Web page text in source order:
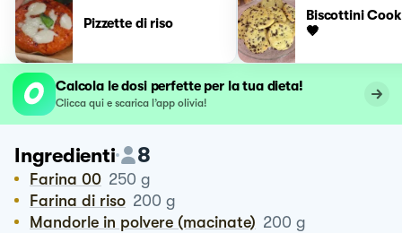
Pizzette di riso
Biscottini
🤎
Calcola le dosi perfette per la tua dieta!
Clicca qui e scarica l’app olivia!
Ingredienti 8
Farina 00 250 g
Farina di riso 200 g
Mandorle in polvere (macinate) 200 g